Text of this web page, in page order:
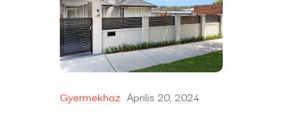
Gyermekhaz Április 20, 2024